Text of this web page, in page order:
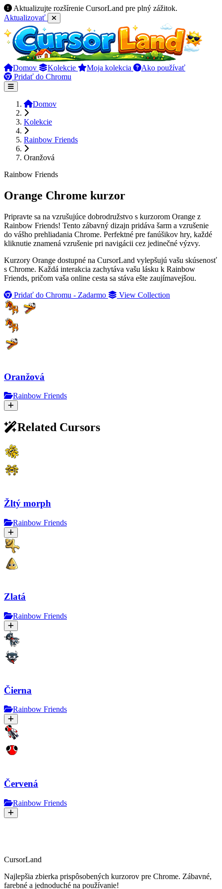
Aktualizujte rozšírenie CursorLand pre plný zážitok.
Aktualizovať
Domov Kolekcie Moja kolekcia
Ako používať
Pridať do Chromu
Domov
Kolekcie
Rainbow Friends
Oranžová
Rainbow Friends
Orange Chrome kurzor
Pripravte sa na vzrušujúce dobrodružstvo s kurzorom Orange z
Rainbow Friends! Tento zábavný dizajn pridáva šarm a vzrušenie
do vášho prehliadania Chrome. Perfektné pre fanúšikov hry, každé
kliknutie znamená vzrušenie pri navigácii cez jedinečné výzvy.
Kurzory Orange dostupné na CursorLand vylepšujú vašu skúsenosť
s Chrome. Každá interakcia zachytáva vašu lásku k Rainbow
Friends, pričom vaša online cesta sa stáva ešte zaujímavejšou.
Pridať do Chromu - Zadarmo
View Collection
Oranžová
Rainbow Friends
Related Cursors
Žltý morph
Rainbow Friends
Zlatá
Rainbow Friends
Čierna
Rainbow Friends
Červená
Rainbow Friends
CursorLand
Najlepšia zbierka prispôsobených kurzorov pre Chrome. Zábavné,
farebné a jednoduché na používanie!